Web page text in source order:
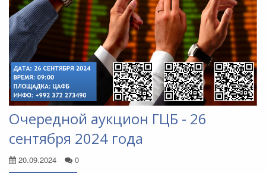
Очередной аукцион ГЦБ - 26
сентября 2024 года
20.09.2024 0